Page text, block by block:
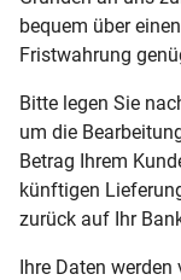
bequem über
Fristwahrung
Bitte legen Sie
um die
Betrag Ihrem
künftigen
zurück auf Ihr
Ihre Daten